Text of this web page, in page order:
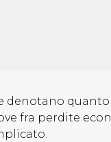
denotano
fra perdite